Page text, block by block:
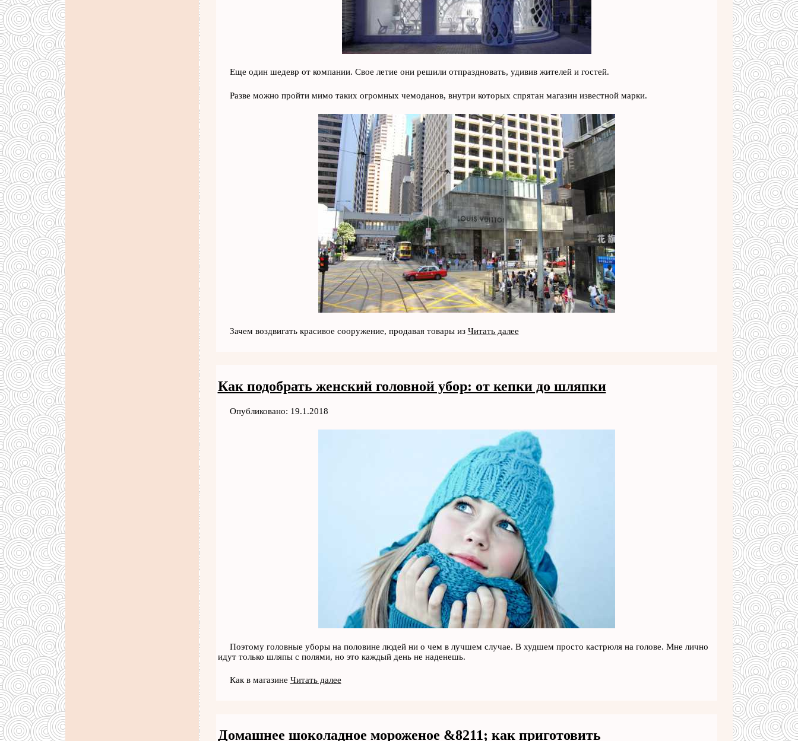
Еще один шедевр от компании. Свое летие они решили отпраздновать, удивив жителей и гостей.
Разве можно пройти мимо таких огромных чемоданов, внутри которых спрятан магазин известной марки.
Зачем воздвигать красивое сооружение, продавая товары из Читать далее
Как подобрать женский головной убор: от кепки до шляпки
Опубликовано: 19.1.2018
Поэтому головные уборы на половине людей ни о чем в лучшем случае. В худшем просто кастрюля на голове. Мне лично
идут только шляпы с полями, но это каждый день не наденешь.
Как в магазине Читать далее
Домашнее шоколадное мороженое &8211; как приготовить